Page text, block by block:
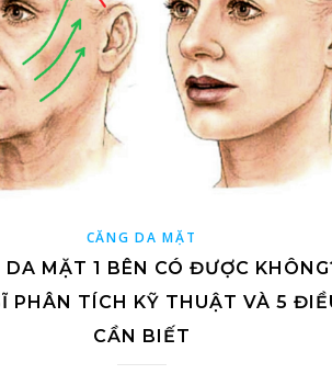
CĂNG DA MẶT
DA MẶT 1 BÊN CÓ ĐƯỢC
PHÂN TÍCH KỸ THUẬT VÀ 5
CẦN BIẾT